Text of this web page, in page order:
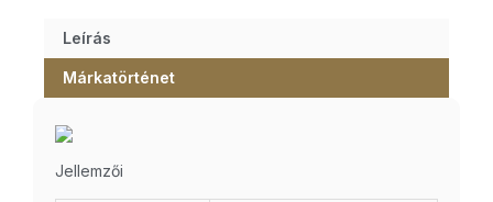
Leírás
Márkatörténet
Jellemzői